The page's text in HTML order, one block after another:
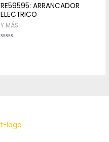
RE59595: ARRANCADOR
ELECTRICO
Y MÁS